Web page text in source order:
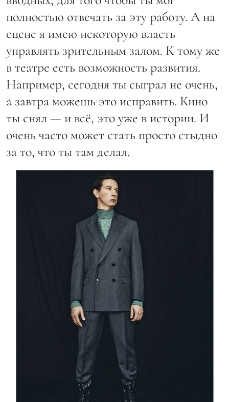
полностью отвечать за эту работу. А на
сцене я имею некоторую власть
управлять зрительным залом. К тому же
в театре есть возможность развития.
Например, сегодня ты сыграл не очень,
а завтра можешь это исправить. Кино
ты снял — и всё, это уже в истории. И
очень часто может стать просто стыдно
за то, что ты там делал.